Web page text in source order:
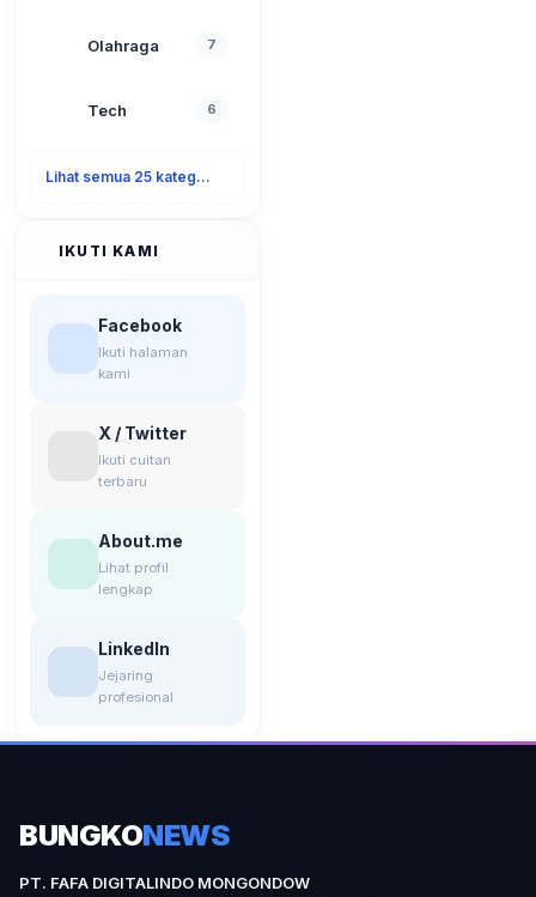
Olahraga 7
Tech 6
Lihat semua 25 kategori
IKUTI KAMI
Facebook
Ikuti halaman
kami
X / Twitter
Ikuti cuitan
terbaru
About.me
Lihat profil
lengkap
LinkedIn
Jejaring
profesional
BUNGKONEWS
PT. FAFA DIGITALINDO MONGONDOW